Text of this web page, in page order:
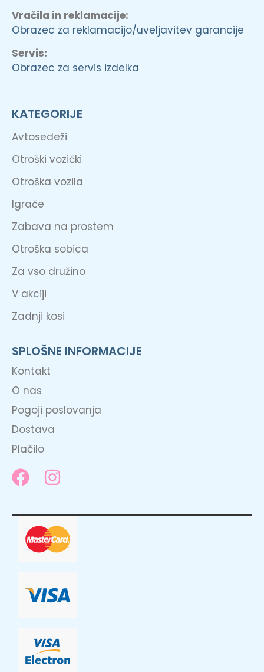
Vračila in reklamacije:
Obrazec za reklamacijo/uveljavitev garancije
Servis:
Obrazec za servis izdelka
KATEGORIJE
Avtosedeži
Otroški vozički
Otroška vozila
Igrače
Zabava na prostem
Otroška sobica
Za vso družino
V akciji
Zadnji kosi
SPLOŠNE INFORMACIJE
Kontakt
O nas
Pogoji poslovanja
Dostava
Plačilo